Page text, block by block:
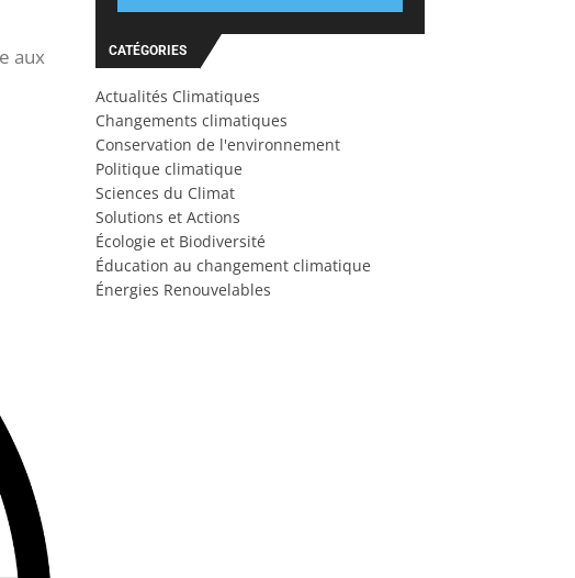
aux
CATÉGORIES
Actualités Climatiques
Changements climatiques
Conservation de l'environnement
Politique climatique
Sciences du Climat
Solutions et Actions
Écologie et Biodiversité
Éducation au changement climatique
Énergies Renouvelables